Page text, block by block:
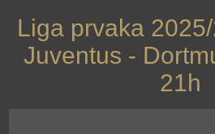
Liga prvaka
Juventus -
21h